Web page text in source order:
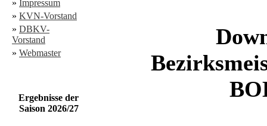
» Impressum
» KVN-Vorstand
» DBKV-
Vorstand
» Webmaster
Ergebnisse der
Saison 2026/27